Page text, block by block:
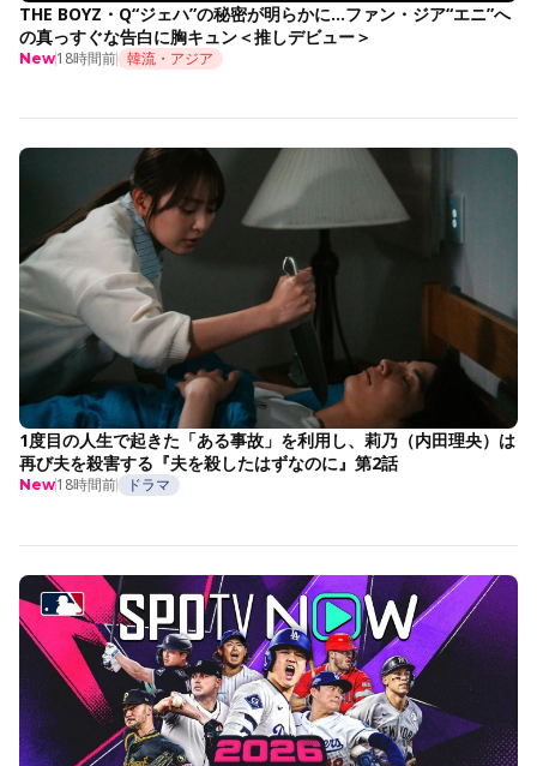
THE BOYZ・Q“ジェハ”の秘密が明らかに…ファン・ジア“エニ”へ
の真っすぐな告白に胸キュン＜推しデビュー＞
New18時間前 韓流・アジア
1度目の人生で起きた「ある事故」を利用し、莉乃（内田理央）は
再び夫を殺害する『夫を殺したはずなのに』第2話
New18時間前 ドラマ